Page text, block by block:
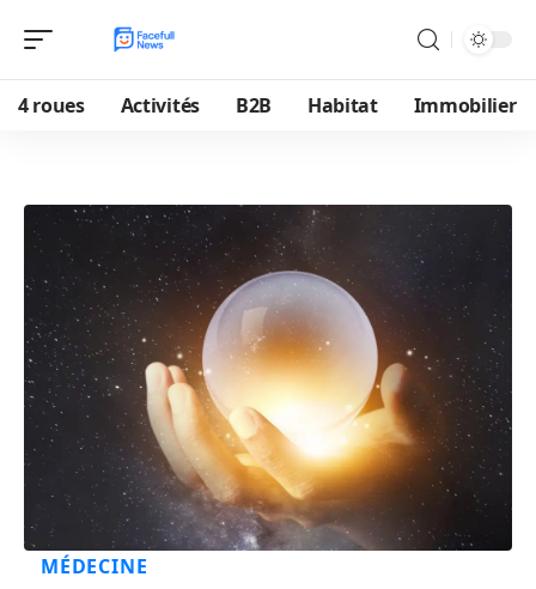
4 roues Activités B2B Habitat Immobilier
MÉDECINE